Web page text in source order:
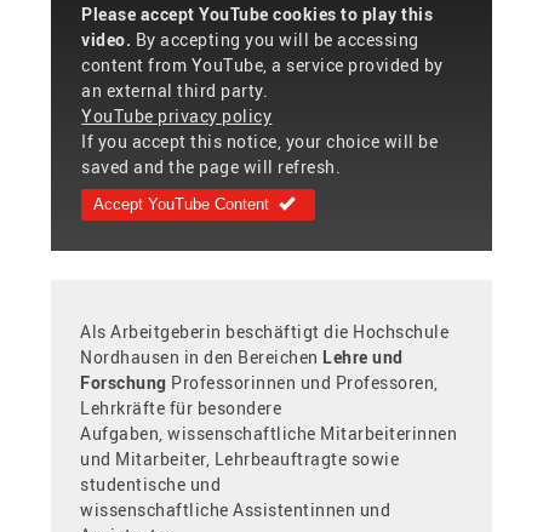
Please accept YouTube cookies to play this
video. By accepting you will be accessing
content from YouTube, a service provided by
an external third party.
YouTube privacy policy
If you accept this notice, your choice will be
saved and the page will refresh.
Accept YouTube Content
Als Arbeitgeberin beschäftigt die Hochschule
Nordhausen in den Bereichen Lehre und
Forschung Professorinnen und Professoren,
Lehrkräfte für besondere
Aufgaben, wissenschaftliche Mitarbeiterinnen
und Mitarbeiter, Lehrbeauftragte sowie
studentische und
wissenschaftliche Assistentinnen und